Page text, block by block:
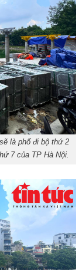
là phố đi bộ thứ 2
7 của TP Hà Nội.